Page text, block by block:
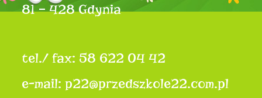
81 – 428 Gdynia
tel./ fax: 58 622 04 42
e-mail: p22@przedszkole22.com.pl